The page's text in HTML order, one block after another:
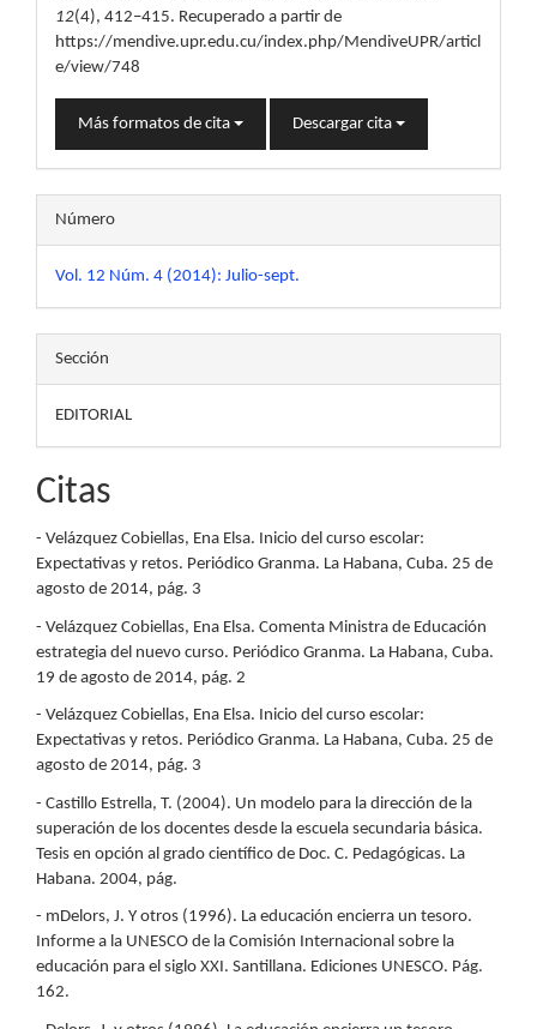
12(4), 412–415. Recuperado a partir de
https://mendive.upr.edu.cu/index.php/MendiveUPR/articl
e/view/748
Más formatos de cita Descargar cita
Número
Vol. 12 Núm. 4 (2014): Julio-sept.
Sección
EDITORIAL
Citas
- Velázquez Cobiellas, Ena Elsa. Inicio del curso escolar:
Expectativas y retos. Periódico Granma. La Habana, Cuba. 25 de
agosto de 2014, pág. 3
- Velázquez Cobiellas, Ena Elsa. Comenta Ministra de Educación
estrategia del nuevo curso. Periódico Granma. La Habana, Cuba.
19 de agosto de 2014, pág. 2
- Velázquez Cobiellas, Ena Elsa. Inicio del curso escolar:
Expectativas y retos. Periódico Granma. La Habana, Cuba. 25 de
agosto de 2014, pág. 3
- Castillo Estrella, T. (2004). Un modelo para la dirección de la
superación de los docentes desde la escuela secundaria básica.
Tesis en opción al grado científico de Doc. C. Pedagógicas. La
Habana. 2004, pág.
- mDelors, J. Y otros (1996). La educación encierra un tesoro.
Informe a la UNESCO de la Comisión Internacional sobre la
educación para el siglo XXI. Santillana. Ediciones UNESCO. Pág.
162.